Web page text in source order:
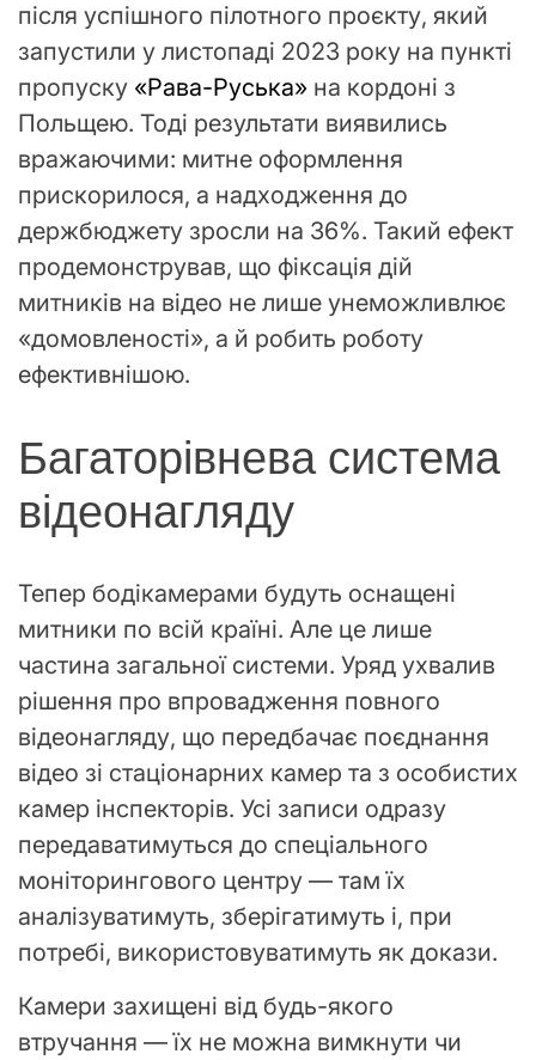
після успішного пілотного проєкту, який
запустили у листопаді 2023 року на пункті
пропуску «Рава-Руська» на кордоні з
Польщею. Тоді результати виявились
вражаючими: митне оформлення
прискорилося, а надходження до
держбюджету зросли на 36%. Такий ефект
продемонстрував, що фіксація дій
митників на відео не лише унеможливлює
«домовленості», а й робить роботу
ефективнішою.
Багаторівнева система
відеонагляду
Тепер бодікамерами будуть оснащені
митники по всій країні. Але це лише
частина загальної системи. Уряд ухвалив
рішення про впровадження повного
відеонагляду, що передбачає поєднання
відео зі стаціонарних камер та з особистих
камер інспекторів. Усі записи одразу
передаватимуться до спеціального
моніторингового центру — там їх
аналізуватимуть, зберігатимуть і, при
потребі, використовуватимуть як докази.
Камери захищені від будь-якого
втручання — їх не можна вимкнути чи